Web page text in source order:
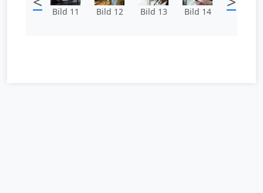
Bild 11 Bild 12 Bild 13 Bild 14